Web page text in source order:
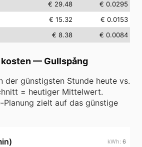
€ 29.48
€ 0.0295
€ 15.32
€ 0.0153
€ 8.38 € 0.0084
— Gullspång
der günstigsten Stunde heute vs.
= heutiger Mittelwert.
Planung zielt auf das günstige
6